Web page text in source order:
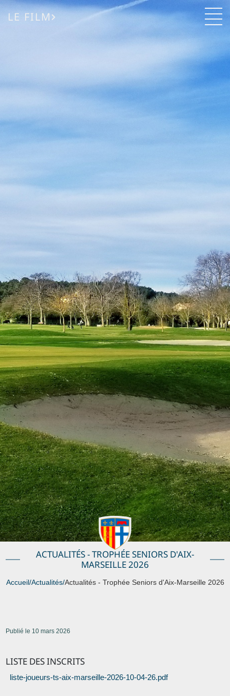
LE FILM
ACTUALITÉS - TROPHÉE SENIORS D'AIX-
MARSEILLE 2026
Accueil/Actualités/Actualités - Trophée Seniors d'Aix-Marseille 2026
Publié le 10 mars 2026
LISTE DES INSCRITS
liste-joueurs-ts-aix-marseille-2026-10-04-26.pdf